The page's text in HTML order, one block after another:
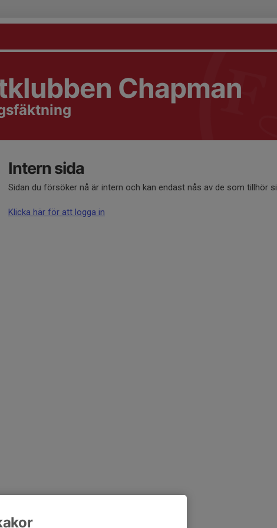
Chapman
Intern sida
Sidan du försöker nå är intern och kan endast nås av de som tillhör
Klicka här för att logga in